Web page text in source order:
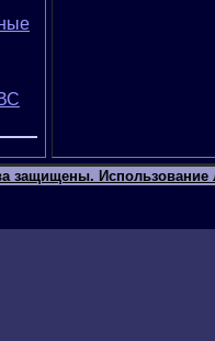
защищены.